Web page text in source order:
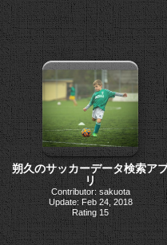
朔久のサッカーデータ検索ア
リ
Contributor: sakuota
Update: Feb 24, 2018
Rating 15